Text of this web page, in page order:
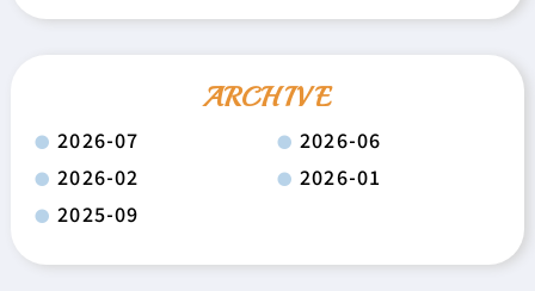
ARCHIVE
2026-07
2026-06
2026-02
2026-01
2025-09